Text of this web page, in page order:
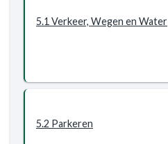
Verkeer,
waterstaat
willen
5.1 Verkeer, Wegen en Water
5.2 Parkeren